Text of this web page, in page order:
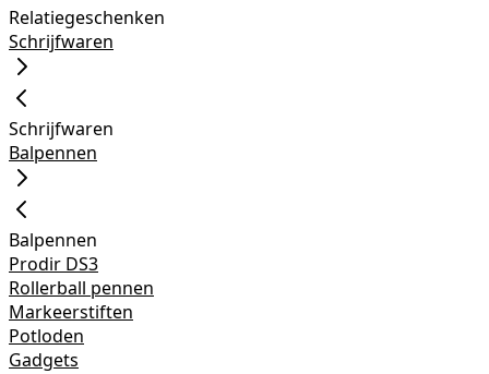
Relatiegeschenken
Schrijfwaren
Schrijfwaren
Balpennen
Balpennen
Prodir DS3
Rollerball pennen
Markeerstiften
Potloden
Gadgets